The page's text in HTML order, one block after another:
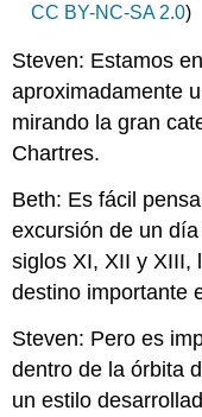
CC BY-NC-SA 2.0)
Steven: Estamos
aproximadamente
mirando la gran
Chartres.
Beth: Es fácil
excursión de un
siglos XI, XII y XIII,
destino importante
Steven: Pero es
dentro de la órbita
un estilo